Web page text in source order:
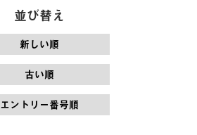
並び替え
新しい順
古い順
エントリー番号順